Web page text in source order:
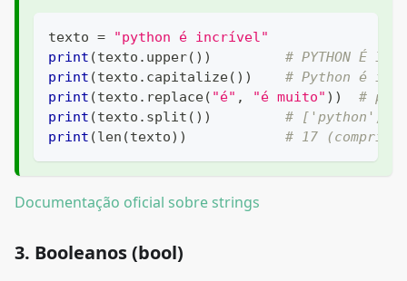
texto =
"python é incrível"
print (texto . upper( ) )
# PYTHON É
print (texto . capitalize( ) )
# Python é
print (texto . replace( "é" , "é muito" ) )
#
print (texto . split ( ) )
# ['python',
print (len (texto) ) # 17
Documentação oficial sobre strings
3. Booleanos (bool)